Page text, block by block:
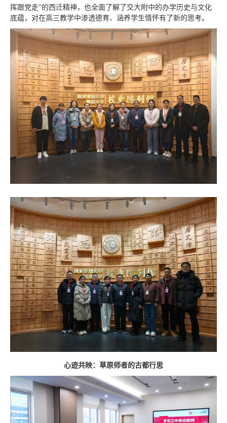
挥跟党走”的西迁精神，也全面了解了交大附中的办学历史与文化
底蕴，对在高三教学中渗透德育、涵养学生情怀有了新的思考。
心迹共映：草原师者的古都行思